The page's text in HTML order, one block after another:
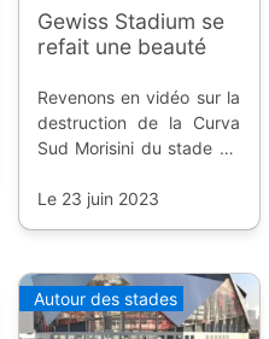
Gewiss Stadium se
refait une beauté
Revenons en vidéo sur la
destruction de la Curva
Sud Morisini du stade de
débuts de l'excavation.
Le 23 juin 2023
Autour des stades